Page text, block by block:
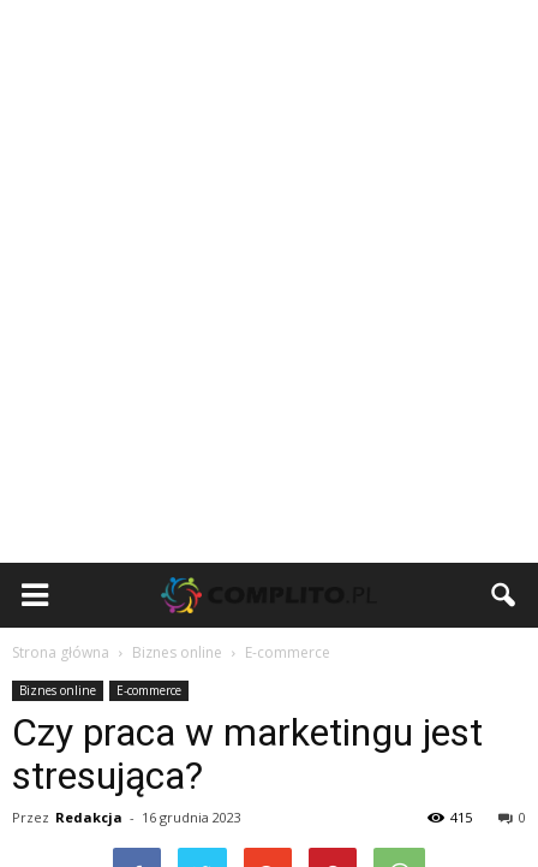
Strona główna Biznes online E-commerce
Biznes online E-commerce
Czy praca w marketingu jest
stresująca?
Przez Redakcja - 16 grudnia 2023 0
415